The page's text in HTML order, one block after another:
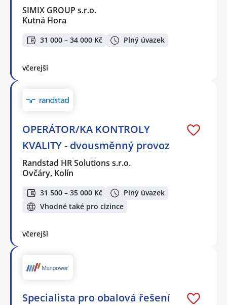
SIMIX GROUP s.r.o.
Kutná Hora
31 000 – 34 000 Kč Plný úvazek
včerejší
OPERÁTOR/KA KONTROLY
KVALITY - dvousměnný provoz
Randstad HR Solutions s.r.o.
Ovčáry, Kolín
31 500 – 35 000 Kč
Plný úvazek
Vhodné také pro cizince
včerejší
Specialista pro obalová řešení